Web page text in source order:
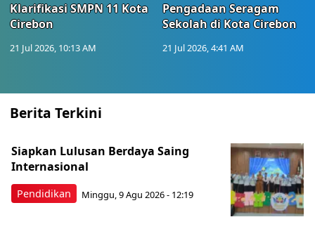
Klarifikasi SMPN 11 Kota
Cirebon
21 Jul 2026, 10:13 AM
Pengadaan Seragam
Sekolah di Kota Cirebon
21 Jul 2026, 4:41 AM
Berita Terkini
Pendidikan
Siapkan Lulusan Berdaya Saing
Internasional
Minggu, 9 Agu 2026 - 12:19